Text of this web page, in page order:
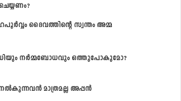
ദൈവത്തിന്‍റെ സ്വന്തം അമ്മ
നര്‍മ്മബോധവും ഒത്തുപോകുമോ?
മാത്രമല്ല അപ്പന്‍